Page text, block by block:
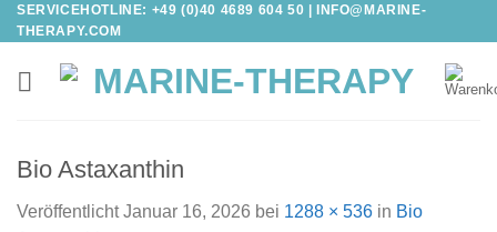
Zum
Inhalt
springen
SERVICEHOTLINE: +49 (0)40 4689 604 50 |
INFO@MARINE-
THERAPY.COM
Bio Astaxanthin
VeröffentlichtJanuar 16, 2026 bei 1288 × 536 in Bio